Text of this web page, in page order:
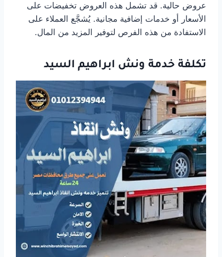
عروض حالية. قد تشمل هذه العروض تخفيضات على
الأسعار أو خدمات إضافية مجانية. يُشجَّع العملاء على
الاستفادة من هذه الفرص لتوفير المزيد من المال.
تكلفة خدمة ونش ابراهيم السيد